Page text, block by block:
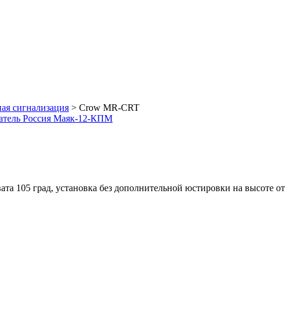
сигнализация > Crow MR-CRT
Россия Маяк-12-КПМ
105 град, установка без дополнительной юстировки на высоте